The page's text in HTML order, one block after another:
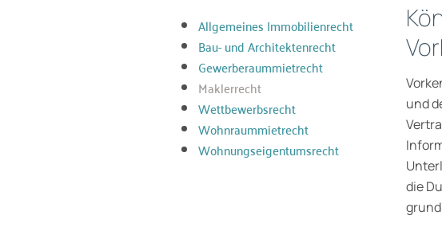
Allgemeines Immobilienrecht
Bau- und Architektenrecht
Gewerberaummietrecht
Maklerrecht
Wettbewerbsrecht
Wohnraummietrecht
Wohnungseigentumsrecht
und
die